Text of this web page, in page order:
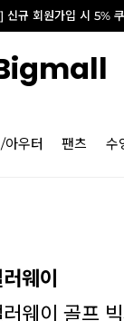
규 회원가입 시 5%
아우터 팬츠 수
웨이
러웨이 골프